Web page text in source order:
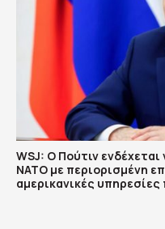
WSJ: Ο Πούτιν
ΝΑΤΟ με περιορισμένη
αμερικανικές